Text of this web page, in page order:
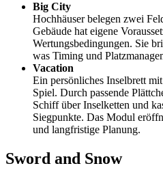
Big City
Hochhäuser belegen zwei
Gebäude hat eigene
Wertungsbedingungen. Sie
was Timing und
Vacation
Ein persönliches Inselbrett
Spiel. Durch passende
Schiff über Inselketten und
Siegpunkte. Das Modul
und langfristige Planung.
Sword and Snow